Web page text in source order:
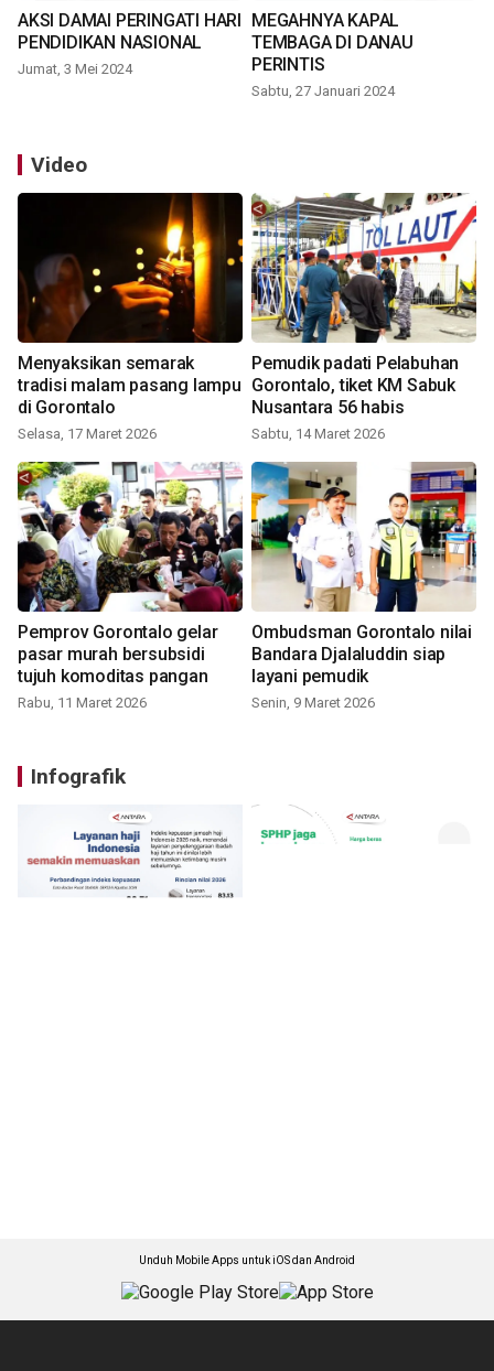
AKSI DAMAI PERINGATI HARI
PENDIDIKAN NASIONAL
Jumat, 3 Mei 2024
MEGAHNYA KAPAL
TEMBAGA DI DANAU
PERINTIS
Sabtu, 27 Januari 2024
Video
Menyaksikan semarak
tradisi malam pasang lampu
di Gorontalo
Selasa, 17 Maret 2026
Pemudik padati Pelabuhan
Gorontalo, tiket KM Sabuk
Nusantara 56 habis
Sabtu, 14 Maret 2026
Pemprov Gorontalo gelar
pasar murah bersubsidi
tujuh komoditas pangan
Rabu, 11 Maret 2026
Ombudsman Gorontalo nilai
Bandara Djalaluddin siap
layani pemudik
Senin, 9 Maret 2026
Infografik
Unduh Mobile Apps untuk iOS dan Android